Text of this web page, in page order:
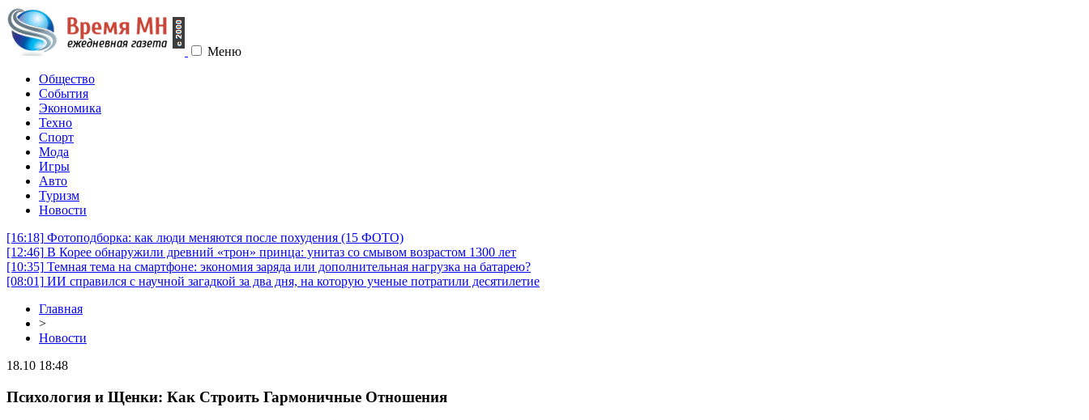
Меню
Общество
События
Экономика
Техно
Спорт
Мода
Игры
Авто
Туризм
Новости
[16:18] Фотоподборка: как люди меняются после похудения (15 ФОТО)
[12:46] В Корее обнаружили древний «трон» принца: унитаз со смывом возрастом 1300 лет
[10:35] Темная тема на смартфоне: экономия заряда или дополнительная нагрузка на батарею?
[08:01] ИИ справился с научной загадкой за два дня, на которую ученые потратили десятилетие
Главная
>
Новости
18.10 18:48
Психология и Щенки: Как Строить Гармоничные Отношения